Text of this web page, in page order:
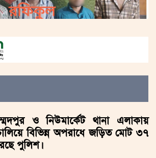
ও নিউমার্কেট থানা এলাকায়
বিভিন্ন অপরাধে জড়িত মোট ৩৭
পুলিশ।